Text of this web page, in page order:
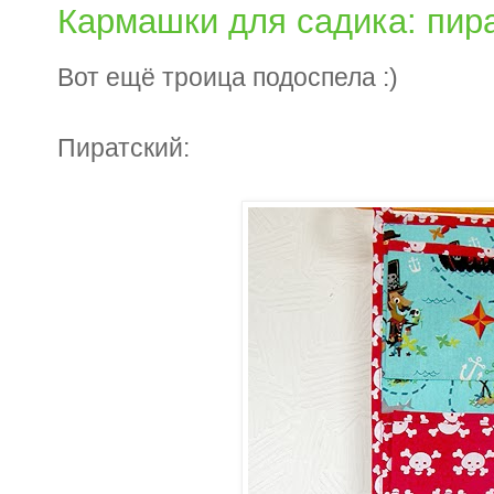
Кармашки для садика:
Вот ещё троица подоспела :)
Пиратский: